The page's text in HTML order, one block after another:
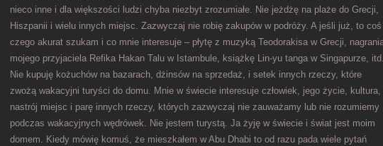
nieco inne i dla większości ludzi chyba niezbyt zrozumiałe. Nie jeżdżę na plaże do Grecji,
Hiszpanii i wielu innych miejsc. Zazwyczaj nie robię zakupów w podróży. A jeśli już, to coś
czego akurat szukam i co mnie interesuje – płytę z muzyką Teodorakisa w Grecji,
mojego przyjaciela Refika Hakan Talu w Istambule, książkę Lin-yu tanga w Singapurze,
Nie kupuję kożuchów na bazarach, dżinsów na sprzedaż, i setek innych rzeczy, które
zwożą wakacyjni turyści do domu. Mnie w świecie interesuje człowiek, jego życie, kultura,
nastrój miejsc i parę innych rzeczy, których zazwyczaj nie zauważamy lub nie rozumiemy
podczas wakacyjnych wędrówek. Nie jestem turystą. Ja żyję w świecie i świat jest moim
domem. Kiedy mówię komuś, że mieszkałem w Abu Dhabi to od razu pada wiele pytań